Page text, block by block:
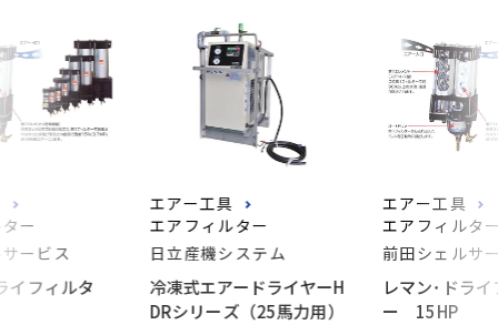
ー
ービス
イフィルタ
エアー工具
エアフィルター
日立産機システム
冷凍式エアードライヤーH
DRシリーズ（25馬力用）
エアー工具
エアフィルタ
前田シェルサ
レマン･ドラ
ー 15HP